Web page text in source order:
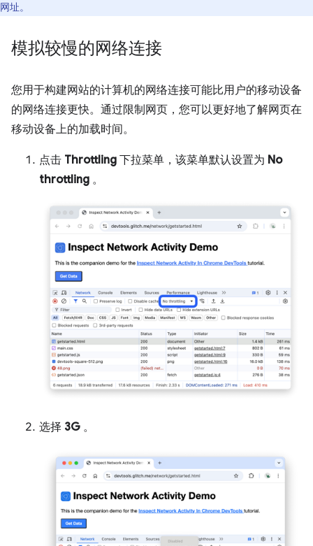
网址。
模拟较慢的网络连接
您用于构建网站的计算机的网络连接可能比用户的移动设备
的网络连接更快。通过限制网页，您可以更好地了解网页在
移动设备上的加载时间。
点击 Throttling 下拉菜单，该菜单默认设置为 No
throttling 。
选择 3G 。